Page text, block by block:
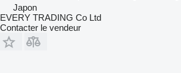
Japon
EVERY TRADING Co Ltd
Contacter le vendeur